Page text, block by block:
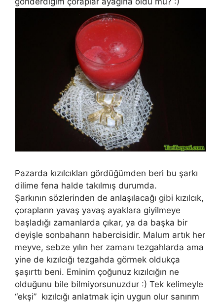
Pazarda kızılcıkları gördüğümden beri bu şarkı
dilime fena halde takılmış durumda.
Şarkının sözlerinden de anlaşılacağı gibi kızılcık,
çorapların yavaş yavaş ayaklara giyilmeye
başladığı zamanlarda çıkar, ya da başka bir
deyişle sonbaharın habercisidir. Malum artık her
meyve, sebze yılın her zamanı tezgahlarda ama
yine de kızılcığı tezgahda görmek oldukça
şaşırttı beni. Eminim çoğunuz kızılcığın ne
olduğunu bile bilmiyorsunuzdur :) Tek kelimeyle
“ekşi” kızılcığı anlatmak için uygun olur sanırım